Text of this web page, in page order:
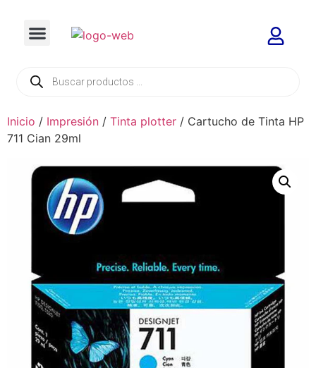
Inicio / Impresión / Tinta plotter / Cartucho de Tinta HP
711 Cian 29ml